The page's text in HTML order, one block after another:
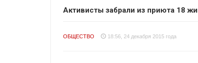
Активисты забрали из приюта 18
ОБЩЕСТВО 18:56, 24 декабря 2015 года